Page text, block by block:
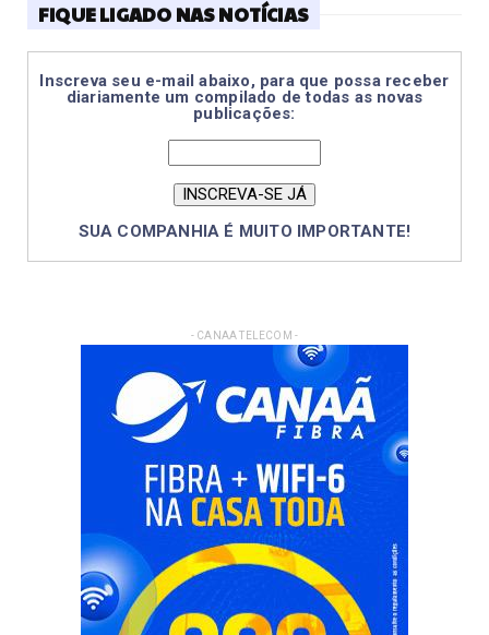
FIQUE LIGADO NAS NOTÍCIAS
Inscreva seu e-mail abaixo, para que possa receber
diariamente um compilado de todas as novas
publicações:
SUA COMPANHIA É MUITO IMPORTANTE!
- CANAA TELECOM -